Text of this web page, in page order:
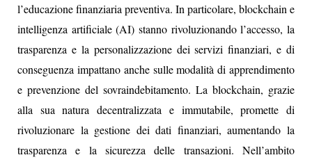
l’educazione finanziaria preventiva. In particolare, blockchain e
intelligenza artificiale (AI) stanno rivoluzionando l’accesso, la
trasparenza e la personalizzazione dei servizi finanziari, e di
conseguenza impattano anche sulle modalità di apprendimento
e prevenzione del sovraindebitamento. La blockchain, grazie
alla sua natura decentralizzata e immutabile, promette di
rivoluzionare la gestione dei dati finanziari, aumentando la
trasparenza e la sicurezza delle transazioni. Nell’ambito